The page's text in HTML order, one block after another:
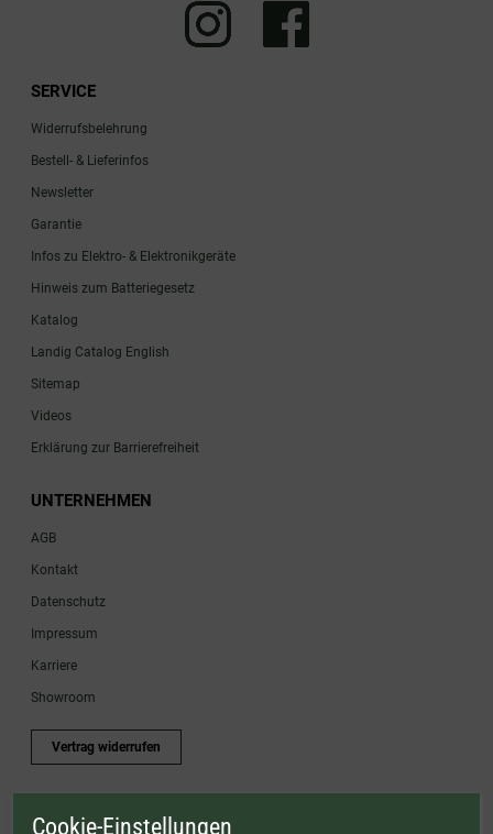
SERVICE
Widerrufsbelehrung
Bestell- & Lieferinfos
Newsletter
Garantie
Infos zu Elektro- & Elektronikgeräte
Hinweis zum Batteriegesetz
Katalog
Landig Catalog English
Sitemap
Videos
Erklärung zur Barrierefreiheit
UNTERNEHMEN
AGB
Kontakt
Datenschutz
Impressum
Karriere
Showroom
Vertrag widerrufen
* Gültig bis einschließlich 17.08.2026. Keine Barauszahlung möglich. Nicht mit
Cookie-Einstellungen